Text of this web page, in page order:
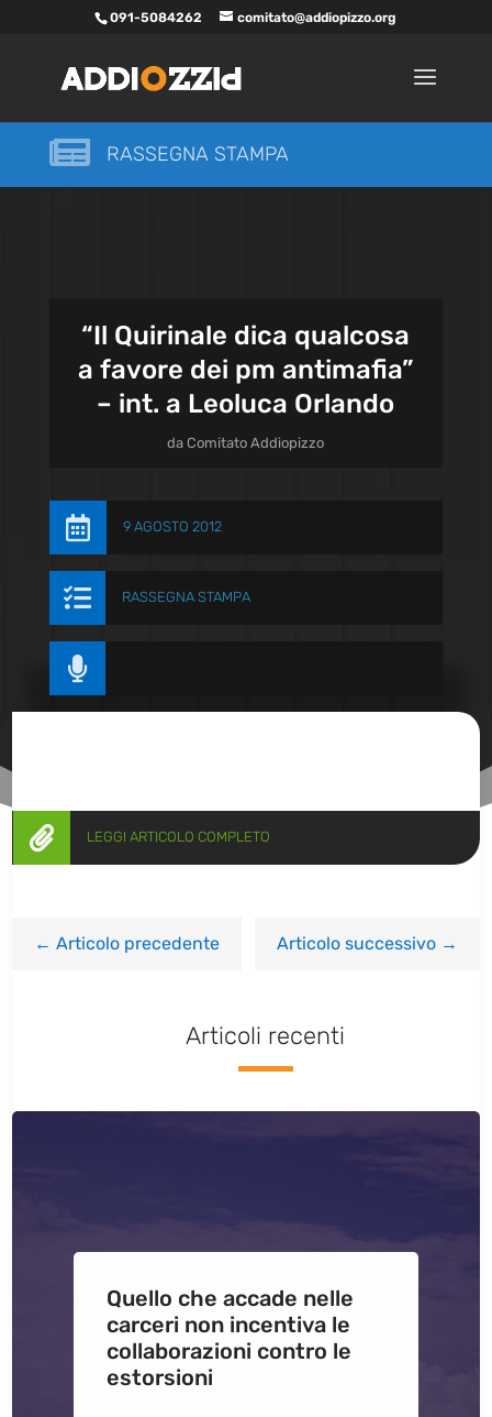
091-5084262 comitato@addiopizzo.org
 RASSEGNA STAMPA
“Il Quirinale dica qualcosa
a favore dei pm antimafia”
– int. a Leoluca Orlando
daComitato Addiopizzo
 9 AGOSTO 2012
 RASSEGNA STAMPA

 LEGGI ARTICOLO COMPLETO
←Articolo precedente Articolo successivo→
Articoli recenti
Quello che accade nelle
carceri non incentiva le
collaborazioni contro le
estorsioni